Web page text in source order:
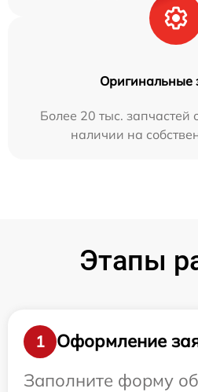
Оригинальные
Более 20 тыс. запчастей
наличии на
Этапы
1
Оформление
Заполните форму